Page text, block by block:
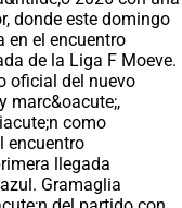
donde este domingo
en el encuentro
de la Liga F Moeve.
oficial del nuevo
marc&oacute;,
como
encuentro
llegada
Gramaglia